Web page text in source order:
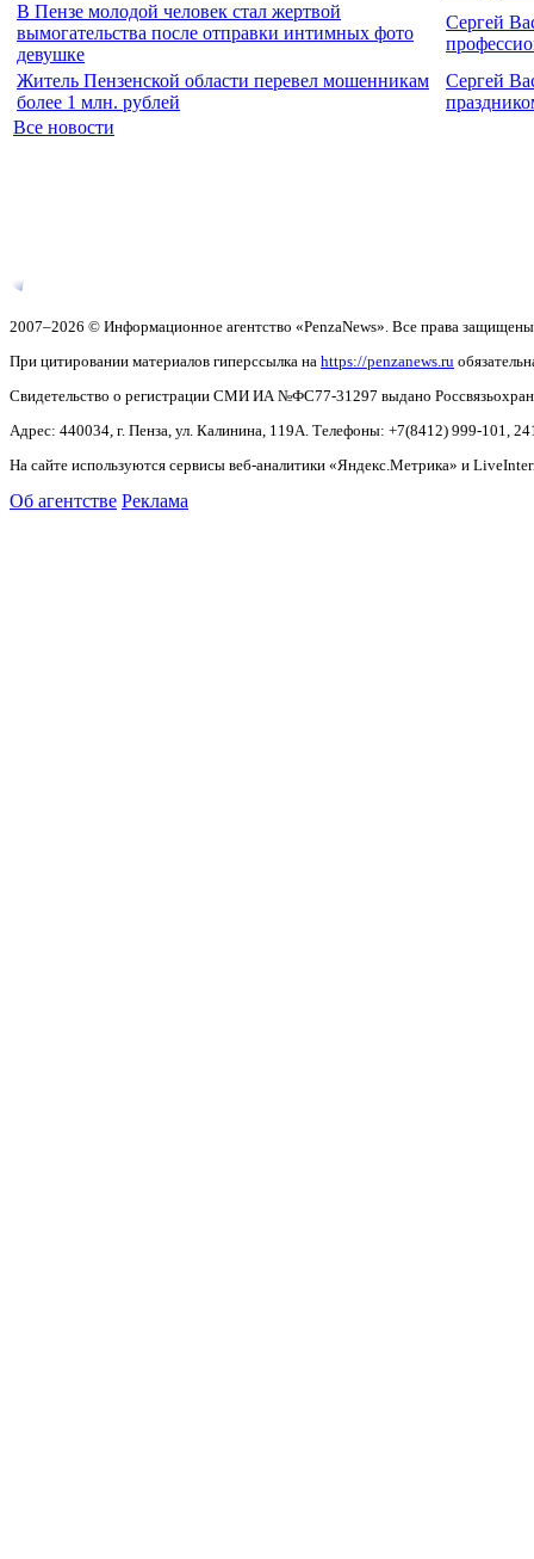
В Пензе молодой человек стал жертвой
вымогательства после отправки интимных фото
девушке
Сергей
Житель Пензенской области перевел мошенникам
более 1 млн. рублей
Сергей
Все новости
2007–2026 © Информационное агентство «PenzaNews». Все права
При цитировании материалов гиперссылка на https://penzanews.ru
Свидетельство о регистрации СМИ ИА №ФС77-31297 выдано
Адрес: 440034, г. Пенза, ул. Калинина, 119А. Телефоны: +7(8412) 999-101,
На сайте используются сервисы веб-аналитики «Яндекс.Метрика» и
Об агентстве Реклама